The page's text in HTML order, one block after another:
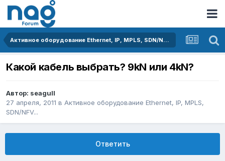
Активное оборудование Ethernet, IP, MPLS, SDN/NFV...
Какой кабель выбрать? 9kN или 4kN?
Автор: seagull
27 апреля, 2011 в Активное оборудование Ethernet, IP, MPLS,
SDN/NFV...
Ответить